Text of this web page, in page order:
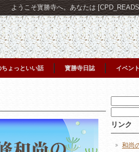
ようこそ寳勝寺へ。あなたは
ちょっといい話 寳勝寺日誌 イベント
索:
索:
リンク
和尚